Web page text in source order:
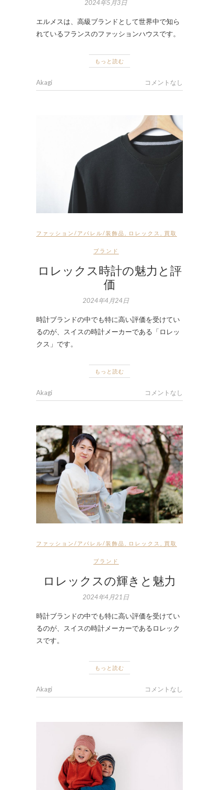
2024年5月3日
エルメスは、高級ブランドとして世界中で知ら
れているフランスのファッションハウスです。
もっと読む
Akagi コメントなし
ファッション/アパレル/装飾品 ロレックス 買取
ブランド
ロレックス時計の魅力と評
価
2024年4月24日
時計ブランドの中でも特に高い評価を受けてい
るのが、スイスの時計メーカーである「ロレッ
クス」です。
もっと読む
Akagi コメントなし
ファッション/アパレル/装飾品 ロレックス 買取
ブランド
ロレックスの輝きと魅力
2024年4月21日
時計ブランドの中でも特に高い評価を受けてい
るのが、スイスの時計メーカーであるロレック
スです。
もっと読む
Akagi コメントなし